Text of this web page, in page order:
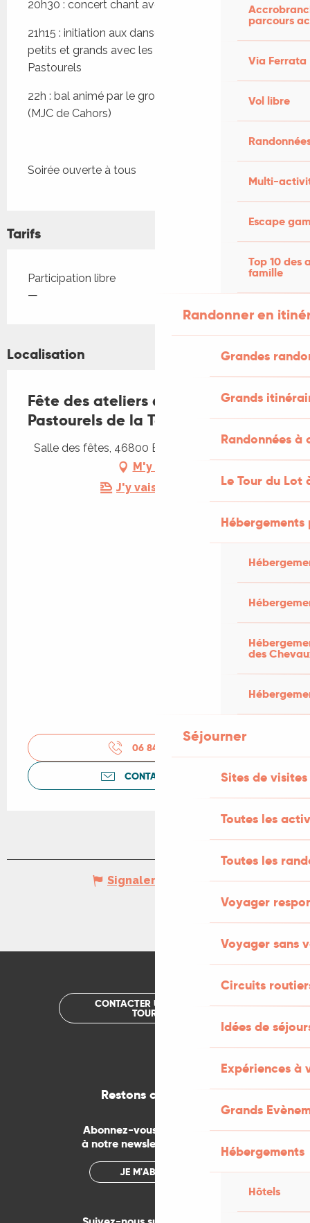
parcours
Via Ferrata
Vol libre
Multi-
Escape
Top 10 des
famille
Randonner en
Grandes
Grands
Randonnées
Le Tour du Lot
des
Séjourner
Sites de visites
Toutes les
Toutes les
Voyager
Voyager sans
Circuits
Idées de
Expériences à
Grands
Hébergements
Hôtels
20h30 : concert chant avec Viure et cantar
21h15 : initiation aux danses traditionnelles pour
petits et grands avec les musiciens des
Pastourels
22h : bal animé par le groupe Tornarem Dançar
(MJC de Cahors)
Soirée ouverte à tous
Tarifs
Tarifs 2026
Participation libre
—
Localisation
Fête des ateliers de danses des
Pastourels de la Tour
Salle des fêtes, 46800 Barguelonne-en-Quercy
M'y rendre
J'y vais en train !
06 84 41 55 ▒▒
CONTACTEZ-NOUS
Signaler une erreur
CONTACTER UN OFFICE DE
TOURISME
Restons connectés
Abonnez-vous gratuitement
à notre newsletter mensuelle
JE M'ABONNE